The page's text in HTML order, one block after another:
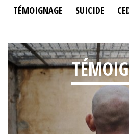
TÉMOIGNAGE
SUICIDE